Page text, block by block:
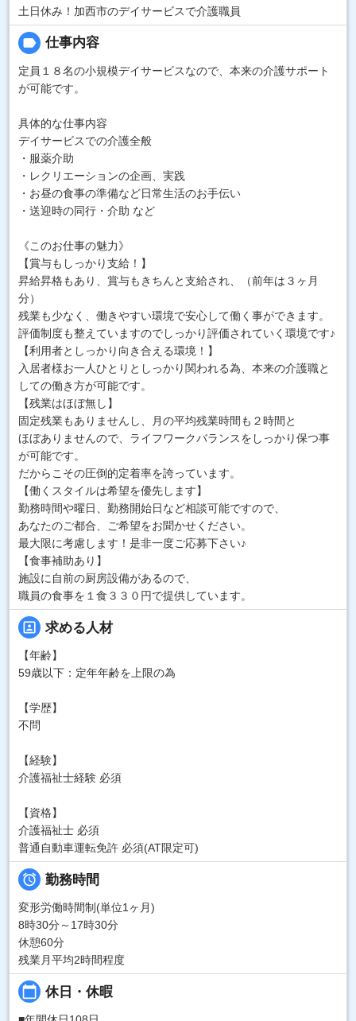
土日休み！加西市のデイサービスで介護職員
label 仕事内容
定員１８名の小規模デイサービスなので、本来の介護サポート
が可能です。
具体的な仕事内容
デイサービスでの介護全般
・服薬介助
・レクリエーションの企画、実践
・お昼の食事の準備など日常生活のお手伝い
・送迎時の同行・介助 など
《このお仕事の魅力》
【賞与もしっかり支給！】
昇給昇格もあり、賞与もきちんと支給され、（前年は３ヶ月
分）
残業も少なく、働きやすい環境で安心して働く事ができます。
評価制度も整えていますのでしっかり評価されていく環境です♪
【利用者としっかり向き合える環境！】
入居者様お一人ひとりとしっかり関われる為、本来の介護職と
しての働き方が可能です。
【残業はほぼ無し】
固定残業もありませんし、月の平均残業時間も２時間と
ほぼありませんので、ライフワークバランスをしっかり保つ事
が可能です。
だからこその圧倒的定着率を誇っています。
【働くスタイルは希望を優先します】
勤務時間や曜日、勤務開始日など相談可能ですので、
あなたのご都合、ご希望をお聞かせください。
最大限に考慮します！是非一度ご応募下さい♪
【食事補助あり】
施設に自前の厨房設備があるので、
職員の食事を１食３３０円で提供しています。
portrait 求める人材
【年齢】
59歳以下：定年年齢を上限の為
【学歴】
不問
【経験】
介護福祉士経験 必須
【資格】
介護福祉士 必須
普通自動車運転免許 必須(AT限定可)
 勤務時間
変形労働時間制(単位1ヶ月)
8時30分～17時30分
休憩60分
残業月平均2時間程度
calendar_today 休日・休暇